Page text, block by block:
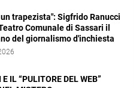
trapezista": Sigfrido Ranucci
Comunale di Sassari il
del giornalismo d'inchiesta
IL “PULITORE DEL WEB”